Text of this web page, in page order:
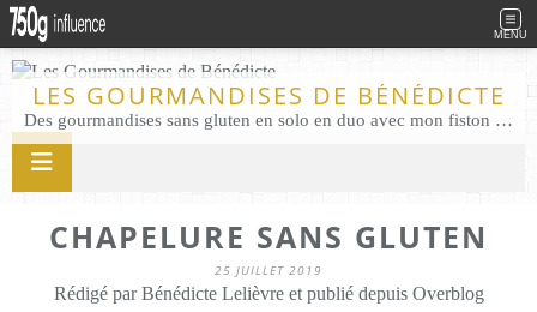
MENU
LES GOURMANDISES DE BÉNÉDICTE
Des gourmandises sans gluten en solo en duo avec mon fiston . Salé comme Sucré sans gluten éco responsable Les Gourmandises de Bénédicte gâteau produits locaux
CHAPELURE SANS GLUTEN
25 JUILLET 2019
Rédigé par Bénédicte Lelièvre et publié depuis Overblog